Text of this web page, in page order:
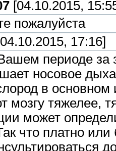
[04.10.2015,
пожалуйста
17:16]
периоде за
носовое
в
мозгу тяжелее,
может
что платно